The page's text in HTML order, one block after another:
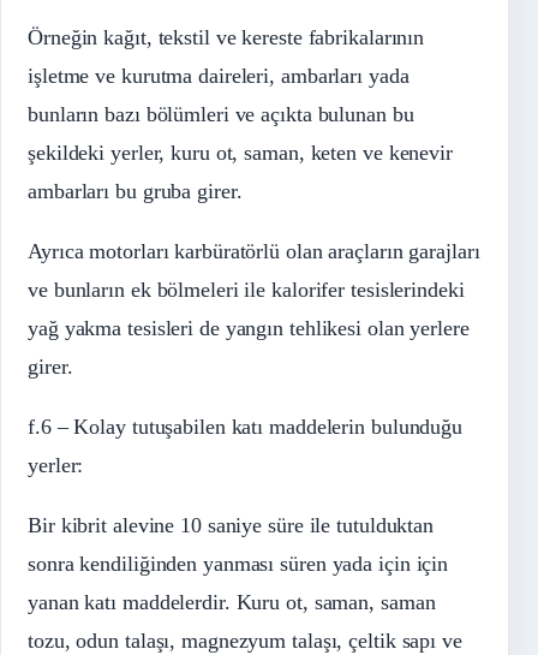
Örneğin kağıt, tekstil ve kereste fabrikalarının
işletme ve kurutma daireleri, ambarları yada
bunların bazı bölümleri ve açıkta bulunan bu
şekildeki yerler, kuru ot, saman, keten ve kenevir
ambarları bu gruba girer.
Ayrıca motorları karbüratörlü olan araçların garajları
ve bunların ek bölmeleri ile kalorifer tesislerindeki
yağ yakma tesisleri de yangın tehlikesi olan yerlere
girer.
f.6 – Kolay tutuşabilen katı maddelerin bulunduğu
yerler:
Bir kibrit alevine 10 saniye süre ile tutulduktan
sonra kendiliğinden yanması süren yada için için
yanan katı maddelerdir. Kuru ot, saman, saman
tozu, odun talaşı, magnezyum talaşı, çeltik sapı ve